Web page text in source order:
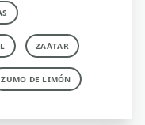
ZA´ATAR
ZUMO DE LIMÓN